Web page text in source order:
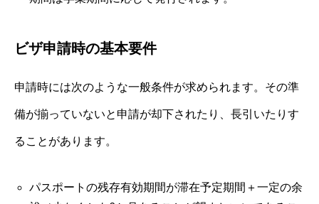
ビザ申請時の基本要件
申請時には次のような一般条件が求められます。その準
備が揃っていないと申請が却下されたり、長引いたりす
ることがあります。
パスポートの残存有効期間が滞在予定期間＋一定の余